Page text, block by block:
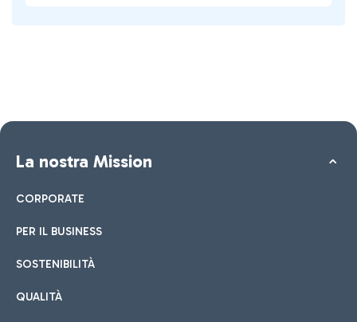
La nostra Mission
CORPORATE
PER IL BUSINESS
SOSTENIBILITÀ
QUALITÀ